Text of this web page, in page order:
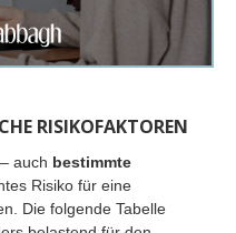
RISIKOFAKTOREN
auch bestimmte
Risiko für eine
Die folgende Tabelle